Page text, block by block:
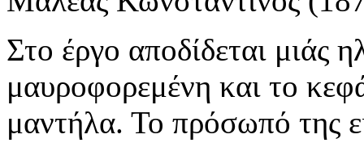
Στο έργο αποδίδεται μιάς
μαυροφορεμένη και το
μαντήλα. Το πρόσωπό της